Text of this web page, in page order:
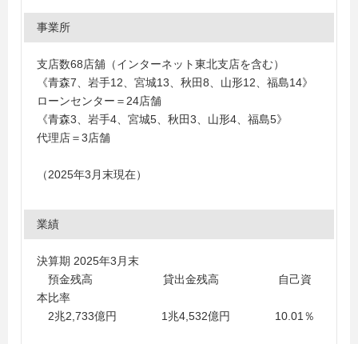
事業所
支店数68店舖（インターネット東北支店を含む）
《青森7、岩手12、宮城13、秋田8、山形12、福島14》
ローンセンター＝24店舗
《青森3、岩手4、宮城5、秋田3、山形4、福島5》
代理店＝3店舗
（2025年3月末現在）
業績
決算期 2025年3月末
預金残高 貸出金残高 自己資
本比率
2兆2,733億円 1兆4,532億円 10.01％